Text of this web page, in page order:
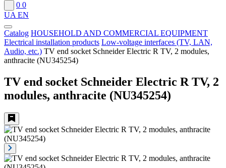
0 0
UA EN
Catalog HOUSEHOLD AND COMMERCIAL EQUIPMENT
Electrical installation products Low-voltage interfaces (TV, LAN,
Audio, etc.) TV end socket Schneider Electric R TV, 2 modules,
anthracite (NU345254)
TV end socket Schneider Electric R TV, 2
modules, anthracite (NU345254)